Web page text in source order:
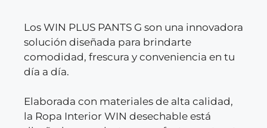
Los WIN PLUS PANTS G son una innovadora
solución diseñada para brindarte
comodidad, frescura y conveniencia en tu
día a día.
Elaborada con materiales de alta calidad,
la Ropa Interior WIN desechable está